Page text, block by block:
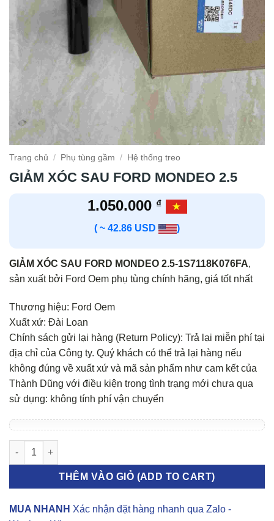
Trang chủ / Phụ tùng gầm / Hệ thống treo
GIẢM XÓC SAU FORD MONDEO 2.5
1.050.000 ₫
( ~ 42.86 USD )
GIẢM XÓC SAU FORD MONDEO 2.5-1S7118K076FA,
sản xuất bởi Ford Oem phụ tùng chính hãng, giá tốt nhất
Thương hiệu: Ford Oem
Xuất xứ: Đài Loan
Chính sách gửi lại hàng (Return Policy): Trả lại miễn phí tại
địa chỉ của Công ty. Quý khách có thể trả lại hàng nếu
không đúng về xuất xứ và mã sản phẩm như cam kết của
Thành Dũng với điều kiện trong tình trạng mới chưa qua
sử dụng: không tính phí vận chuyển
GIẢM XÓC SAU FORD MONDEO 2.5 số lượng
THÊM VÀO GIỎ (ADD TO CART)
MUA NHANH Xác nhận đặt hàng nhanh qua Zalo -